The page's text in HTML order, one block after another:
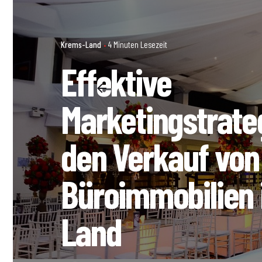
Krems-Land 4 Minuten Lesezeit
Effektive
den Verkauf von
Land